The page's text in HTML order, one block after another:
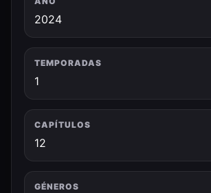
2024
TEMPORADAS
1
CAPÍTULOS
12
GÉNEROS